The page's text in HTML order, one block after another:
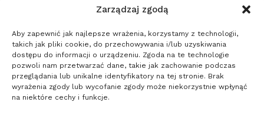
Zarządzaj zgodą
Aby zapewnić jak najlepsze wrażenia, korzystamy z technologii,
takich jak pliki cookie, do przechowywania i/lub uzyskiwania
dostępu do informacji o urządzeniu. Zgoda na te technologie
pozwoli nam przetwarzać dane, takie jak zachowanie podczas
przeglądania lub unikalne identyfikatory na tej stronie. Brak
wyrażenia zgody lub wycofanie zgody może niekorzystnie wpłynąć
na niektóre cechy i funkcje.
Home
Usługi
Blog
Kontakt